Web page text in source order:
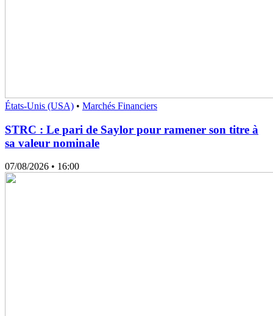
États-Unis (USA) • Marchés Financiers
STRC : Le pari de Saylor pour ramener son titre à
sa valeur nominale
07/08/2026 • 16:00